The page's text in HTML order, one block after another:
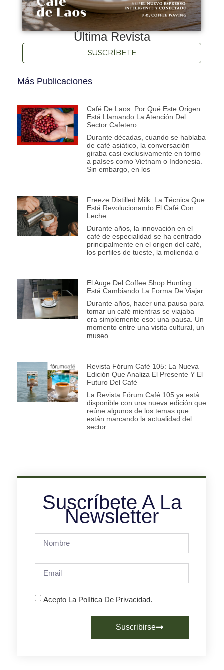
Última Revista
SUSCRÍBETE
Más Publicaciones
Café De Laos: Por Qué Este Origen
Está Llamando La Atención Del
Sector Cafetero
Durante décadas, cuando se hablaba
de café asiático, la conversación
giraba casi exclusivamente en torno
a países como Vietnam o Indonesia.
Sin embargo, en los
Freeze Distilled Milk: La Técnica Que
Está Revolucionando El Café Con
Leche
Durante años, la innovación en el
café de especialidad se ha centrado
principalmente en el origen del café,
los perfiles de tueste, la molienda o
El Auge Del Coffee Shop Hunting
Está Cambiando La Forma De Viajar
Durante años, hacer una pausa para
tomar un café mientras se viajaba
era simplemente eso: una pausa. Un
momento entre una visita cultural, un
museo
Revista Fórum Café 105: La Nueva
Edición Que Analiza El Presente Y El
Futuro Del Café
La Revista Fórum Café 105 ya está
disponible con una nueva edición que
reúne algunos de los temas que
están marcando la actualidad del
sector
Suscríbete A La
Newsletter
Acepto La Política De Privacidad.
Suscribirse